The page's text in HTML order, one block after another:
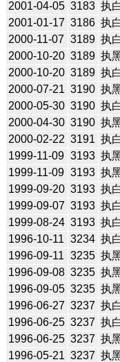
2001-04-05 3183 执
2001-01-17 3186 执
2000-11-07 3189 执
2000-10-20 3189 执
2000-10-20 3189 执
2000-07-21 3190 执
2000-05-30 3190 执
2000-04-30 3190 执
2000-02-22 3191 执
1999-11-09 3193 执
1999-11-09 3193 执
1999-09-20 3193 执
1999-09-07 3193 执
1999-08-24 3193 执
1996-10-11 3234 执
1996-09-11 3235 执
1996-09-08 3235 执
1996-09-05 3235 执
1996-06-27 3237 执
1996-06-25 3237 执
1996-06-25 3237 执
1996-05-21 3237 执